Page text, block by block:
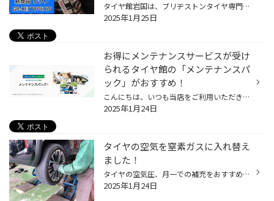
タイヤ館岩国は、ブリヂストンタイヤ専門店になります。 今回は2025年2/1販売予定の期待の新商品、レグノ GR-XⅢ TYPE RVを入荷して販売準備をしております！！ 今までの同じカテゴリーはレグノ GRVⅡで2015年4月販売スタートだったので約10年ぶりのバージョンアップ♪ 新しいミニバン用のレグノを待っ...
2025年1月25日
お得にメンテナンスサービスが受け
られるタイヤ館の「メンテナンスパ
ック」がおすすめ！
こんにちは、いつも当店をご利用いただきましてありがとうございます。 本日は、タイヤ館でお得にメンテナンスサービスを受けることができる 「メンテナンスパック」をご紹介いたします。 唐突ですが、普段、おクルマの管理をどのようにされていますか？ 当店にお越しいただくお客様にお聞きすると...
2025年1月24日
タイヤの空気を窒素ガスに入れ替え
ました！
タイヤの空気圧、月一での補充をおすすめしていますが わたくし上野のヤリスクロス、月一でもめんどくさくなって窒素ガスに入れ替えました♤ まず今入っているエアーを抜きます 窒素ガスにすると、補充の目安が3か月に1回になります♡ なんて楽チンなんでしょう 窒素のメリットって抜けづらいだけだと...
2025年1月24日